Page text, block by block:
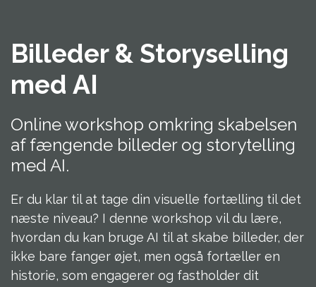
Billeder & Storyselling
med AI
Online workshop omkring skabelsen
af fængende billeder og storytelling
med AI.
Er du klar til at tage din visuelle fortælling til det
næste niveau? I denne workshop vil du lære,
hvordan du kan bruge AI til at skabe billeder, der
ikke bare fanger øjet, men også fortæller en
historie, som engagerer og fastholder dit